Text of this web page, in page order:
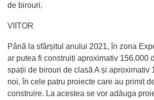
de birouri.
VIITOR
Până la sfârșitul anului 2021, în zona
ar putea fi construiți aproximativ 156.000
spații de birouri de clasă A și aproximativ
noi, în cele patru proiecte care au primit
construire. La acestea se vor adăuga